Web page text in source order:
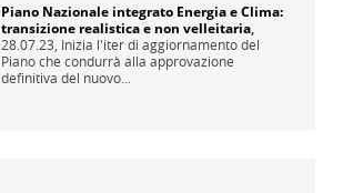
Piano Nazionale integrato Energia e Clima:
transizione realistica e non velleitaria,
28.07.23, Inizia l'iter di aggiornamento del
Piano che condurrà alla approvazione
definitiva del nuovo...